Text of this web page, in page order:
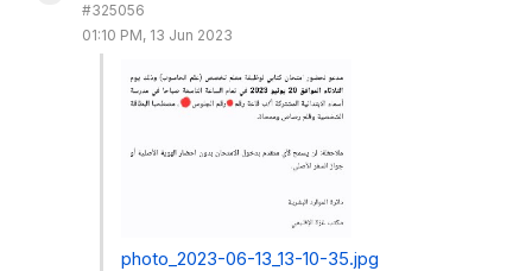
#325056
01:10 PM, 13 Jun 2023
photo_2023-06-13_13-10-35.jpg